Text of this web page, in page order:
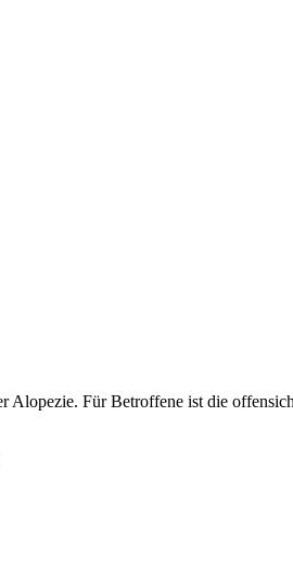
Alopezie. Für Betroffene ist die